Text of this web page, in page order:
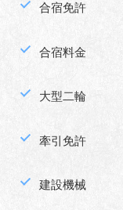
合宿免許
合宿料金
大型二輪
牽引免許
建設機械